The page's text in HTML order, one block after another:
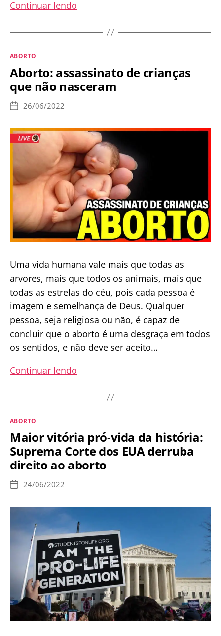
Continuar lendo
denuncia
aborto
que
EUA
Categorias
ABORTO
Aborto: assassinato de crianças
que não nasceram
Data
publicação
26/06/2022
Uma vida humana vale mais que todas as
arvores, mais que todos os animais, mais que
todas as estrelas do céu, pois cada pessoa é
imagem e semelhança de Deus. Qualquer
pessoa, seja religiosa ou não, é capaz de
concluir que o aborto é uma desgraça em todos
os sentidos, e não deve ser aceito…
Continuar lendo
de
não
nasceram
Categorias
ABORTO
Maior vitória pró-vida da história:
Suprema Corte dos EUA derruba
direito ao aborto
Data
publicação
24/06/2022